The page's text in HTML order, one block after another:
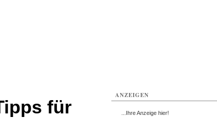
für
ANZEIGEN
...Ihre Anzeige hier!